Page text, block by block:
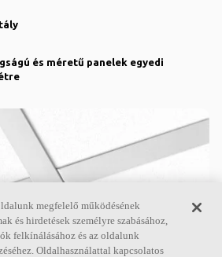
és méretű panelek egyedi
megfelelő működésének
és hirdetések személyre szabásához,
felkínálásához és az oldalunk
Oldalhasználattal kapcsolatos